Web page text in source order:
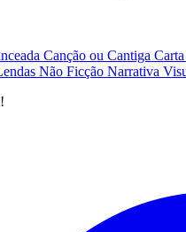
Canção ou Cantiga Carta
Não Ficção Narrativa